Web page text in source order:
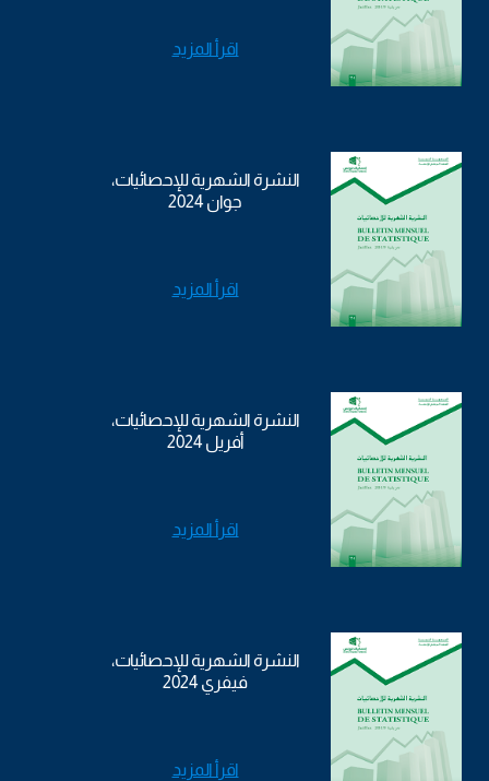
اقرأ المزيد
النشرة الشهرية للإحصائيات،
جوان 2024
اقرأ المزيد
النشرة الشهرية للإحصائيات،
أفريل 2024
اقرأ المزيد
النشرة الشهرية للإحصائيات،
فيفري 2024
اقرأ المزيد